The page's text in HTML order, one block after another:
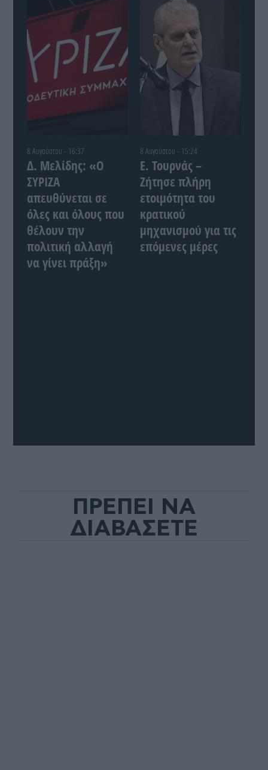
8 Αυγούστου - 16:37
Δ. Μελίδης: «Ο
ΣΥΡΙΖΑ
απευθύνεται σε
όλες και όλους που
θέλουν την
πολιτική αλλαγή
να γίνει πράξη»
8 Αυγούστου - 15:24
Ε. Τουρνάς –
Ζήτησε πλήρη
ετοιμότητα του
κρατικού
μηχανισμού για τις
επόμενες μέρες
ΠΡΕΠΕΙ ΝΑ
ΔΙΑΒΑΣΕΤΕ